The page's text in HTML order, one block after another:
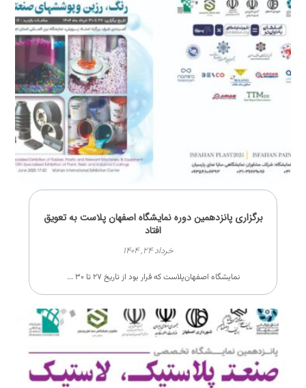
برگزاری پانزدهمین دوره نمایشگاه اصفهان پلاست به تعویق
افتاد
خرداد ۲۴, ۱۴۰۴
نمایشگاه اصفهان‌پلاست که قرار بود از تاریخ ۲۷ تا ۳۰ ...